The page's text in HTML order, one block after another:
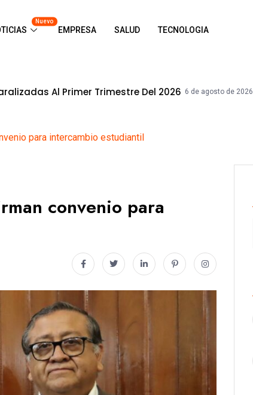
Nuevo
EMPRESA SALUD TECNOLOGIA
Trimestre Del 2026 6 de agosto de 2026
para intercambio estudiantil
convenio para